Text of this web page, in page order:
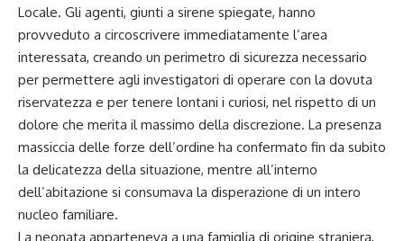
Locale. Gli agenti, giunti a sirene spiegate, hanno
provveduto a circoscrivere immediatamente l’area
interessata, creando un perimetro di sicurezza necessario
per permettere agli investigatori di operare con la dovuta
riservatezza e per tenere lontani i curiosi, nel rispetto di un
dolore che merita il massimo della discrezione. La presenza
massiccia delle forze dell’ordine ha confermato fin da subito
la delicatezza della situazione, mentre all’interno
dell’abitazione si consumava la disperazione di un intero
nucleo familiare.
La neonata apparteneva a una famiglia di origine straniera,